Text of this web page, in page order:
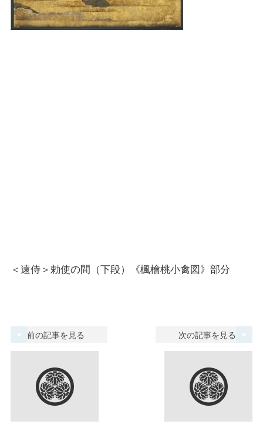
＜遠侍＞勅使の間（下段）《楓檜桃小禽図》部分
前の記事を見る 次の記事を見る